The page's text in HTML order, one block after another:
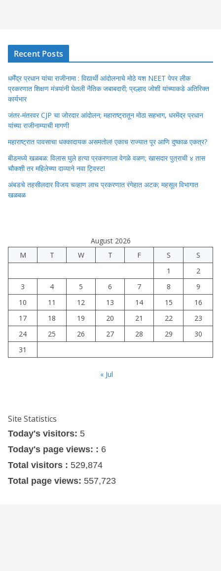
Recent Posts
धर्मेंद्र प्रधान यांचा राजीनामा : विद्यार्थी आंदोलनाचे मोठे यश NEET पेपर लीक
प्रकरणात शिक्षण मंत्र्यांनी घेतली नैतिक जबाबदारी; प्रल्हाद जोशी यांच्याकडे अतिरिक्त
कार्यभार
जंतर-मंतरवर CJP चा जोरदार आंदोलन; महाराष्ट्रातून मोठा सहभाग, धरमेंद्र प्रधान
यांच्या राजीनाम्याची मागणी
महाराष्ट्रात पावसाचा धक्कादायक असमतोल! एकाच राज्यात पूर आणि दुष्काळ एकत्र?
बीडमध्ये खळबळ: विलास घुले हत्या प्रकरणाला वेगळे वळण; खासदार पुत्राची ४ तास
चौकशी तर महिलेच्या दाव्याने नवा ट्विस्ट!
अंबडचे तहसीलदार विजय चव्हाण लाच प्रकरणात रंगेहात अटक; महसूल विभागात
खळबळ
August 2026
M
T W T F S
S
1
2
3
4 5 6 7 8
9
10
11 12 13 14 15
16
17
18 19 20 21 22
23
24
25 26 27 28 29
30
31
« Jul
Site Statistics
Today's visitors: 5
Today's page views: : 6
Total visitors : 529,874
Total page views: 557,723